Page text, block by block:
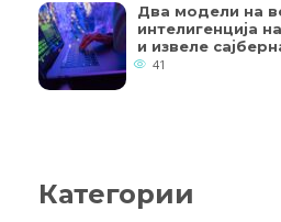
Два модели на
интелигенција
и извеле
41
Категории